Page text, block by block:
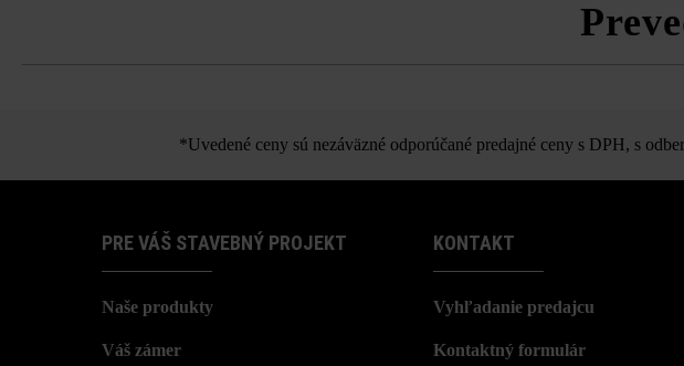
*Uvedené ceny sú nezáväzné odporúčané predajné ceny s DPH, s
PRE VÁŠ STAVEBNÝ PROJEKT
Naše produkty
Váš zámer
KONTAKT
Vyhľadanie predajcu
Kontaktný formulár